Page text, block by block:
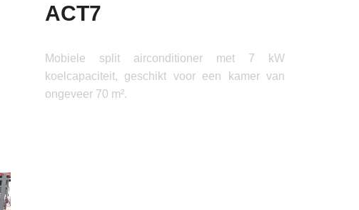
ACT7
Mobiele split airconditioner met 7 kW
koelcapaciteit, geschikt voor een kamer van
ongeveer 70 m².